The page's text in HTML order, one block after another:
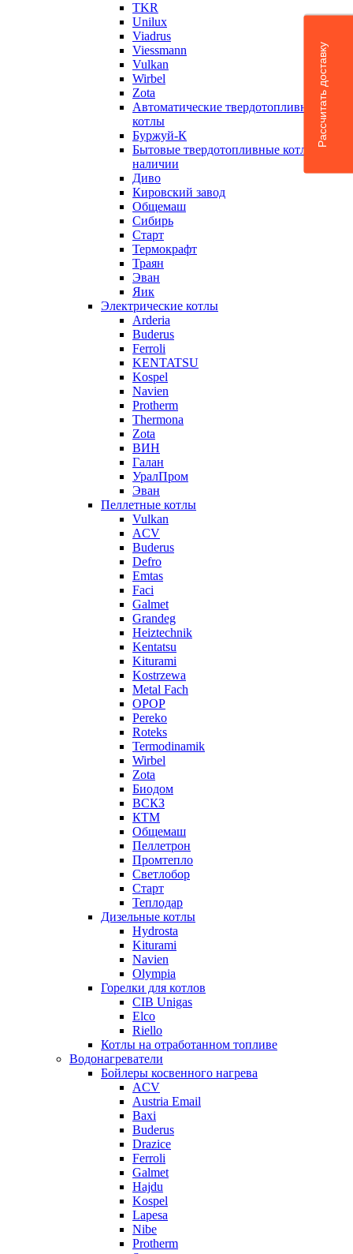
TKR
Unilux
Viadrus
Viessmann
Vulkan
Wirbel
Zota
Автоматические твердотопливные
котлы
Буржуй-К
Бытовые твердотопливные котлы в
наличии
Диво
Кировский завод
Общемаш
Сибирь
Старт
Термокрафт
Траян
Эван
Яик
Электрические котлы
Arderia
Buderus
Ferroli
KENTATSU
Kospel
Navien
Protherm
Thermona
Zota
ВИН
Галан
УралПром
Эван
Пеллетные котлы
Vulkan
ACV
Buderus
Defro
Emtas
Faci
Galmet
Grandeg
Heiztechnik
Kentatsu
Kiturami
Kostrzewa
Metal Fach
OPOP
Pereko
Roteks
Termodinamik
Wirbel
Zota
Биодом
ВСКЗ
КТМ
Общемаш
Пеллетрон
Промтепло
Светлобор
Старт
Теплодар
Дизельные котлы
Hydrosta
Kiturami
Navien
Olympia
Горелки для котлов
CIB Unigas
Elco
Riello
Котлы на отработанном топливе
Водонагреватели
Бойлеры косвенного нагрева
ACV
Austria Email
Baxi
Buderus
Drazice
Ferroli
Galmet
Hajdu
Kospel
Lapesa
Nibe
Protherm
Рассчитать доставку